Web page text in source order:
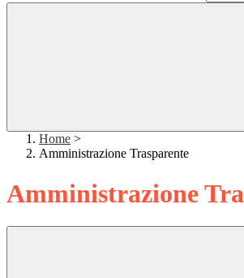
Home >
Amministrazione Trasparente
Amministrazione